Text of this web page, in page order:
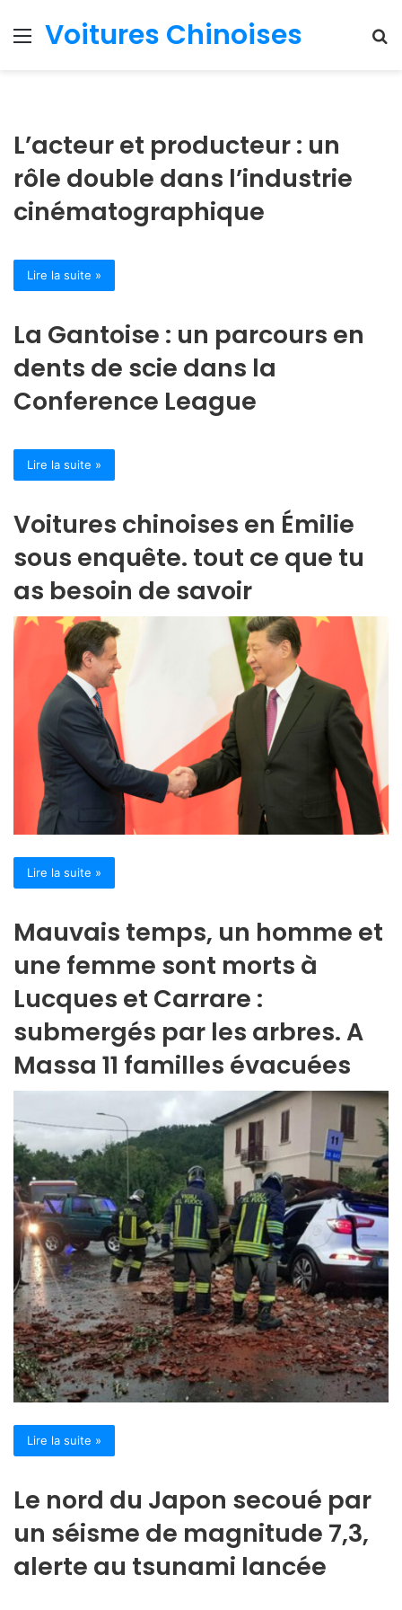
Menu
Voitures Chinoises
L’acteur et producteur : un
rôle double dans l’industrie
cinématographique
Lire la suite »
La Gantoise : un parcours en
dents de scie dans la
Conference League
Lire la suite »
Voitures chinoises en Émilie
sous enquête. tout ce que tu
as besoin de savoir
Lire la suite »
Mauvais temps, un homme et
une femme sont morts à
Lucques et Carrare :
submergés par les arbres. A
Massa 11 familles évacuées
Lire la suite »
Le nord du Japon secoué par
un séisme de magnitude 7,3,
alerte au tsunami lancée